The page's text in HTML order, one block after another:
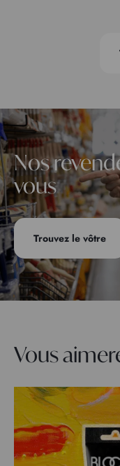
Nos
vous
Trouvez le vôtre
Vous